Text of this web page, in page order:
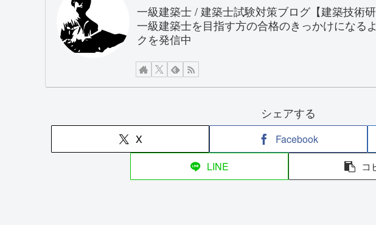
一級建築士 / 建築士試験対策ブログ【建築技術
一級建築士を目指す方の合格のきっかけになる
クを発信中
シェアする
X Facebook
LINE
コ